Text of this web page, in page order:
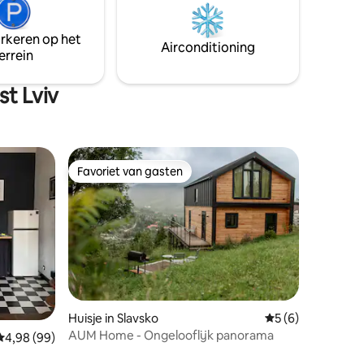
Het
warme en gezellige sfeer in de grote
minder dan een minuut lopen!
op het
Airconditioning
Lviv
beoordeling van 4,98 uit 5, 99 recensies
4,98 (99)
Favoriet van gasten
Favoriet van gasten
Huisje in Slavsko Gemiddelde
5 (6)
AUM Home - Ongelooflijk panorama